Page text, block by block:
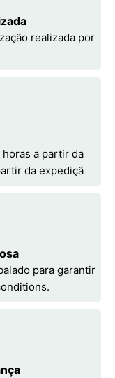
realizada por
a partir da
da expediçã
para garantir